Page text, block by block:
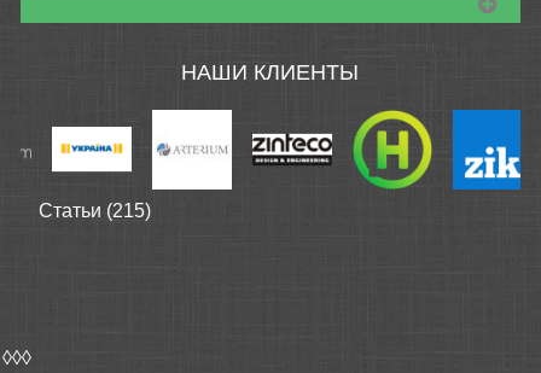
НАШИ КЛИЕНТЫ
Статьи (215)
◊◊◊